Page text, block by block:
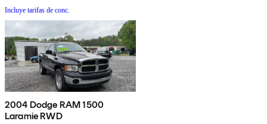
Incluye tarifas de conc.
2004 Dodge RAM 1500
Laramie RWD